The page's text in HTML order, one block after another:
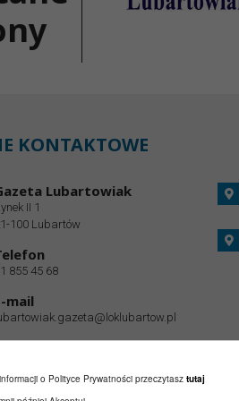
KONTAKTOWE
Lubartowiak
II 1
100 Lubartów
855 45 68
mail
o Polityce Prywatności przeczytasz tutaj